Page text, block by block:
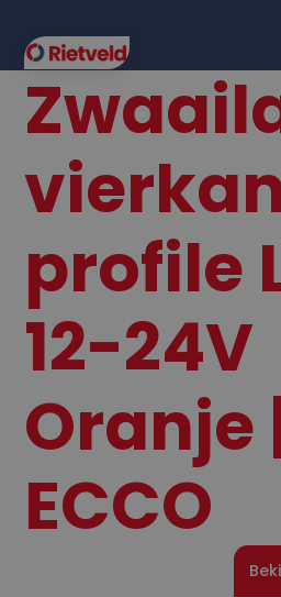
profile
12-24V
Oranje
ECCO